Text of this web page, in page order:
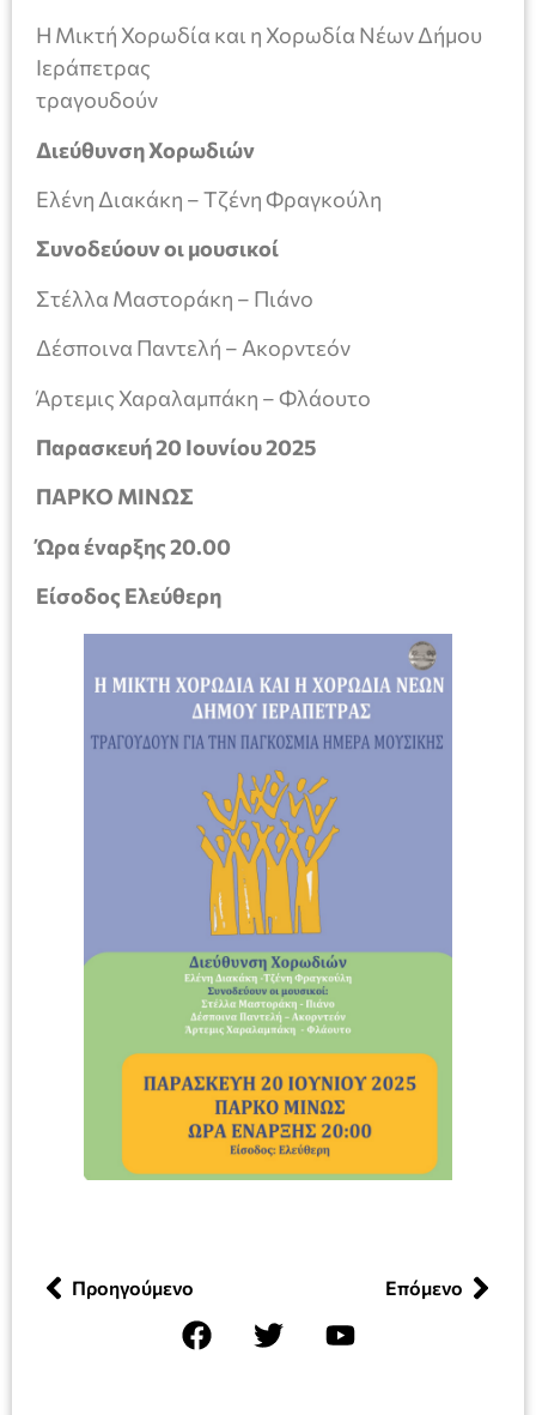
Η Μικτή Χορωδία και η Χορωδία Νέων Δήμου
Ιεράπετρας
τραγουδούν
Διεύθυνση Χορωδιών
Ελένη Διακάκη – Τζένη Φραγκούλη
Συνοδεύουν οι μουσικοί
Στέλλα Μαστοράκη – Πιάνο
Δέσποινα Παντελή – Ακορντεόν
Άρτεμις Χαραλαμπάκη – Φλάουτο
Παρασκευή 20 Ιουνίου 2025
ΠΑΡΚΟ ΜΙΝΩΣ
Ώρα έναρξης 20.00
Είσοδος Ελεύθερη
Προηγούμενο Επόμενο